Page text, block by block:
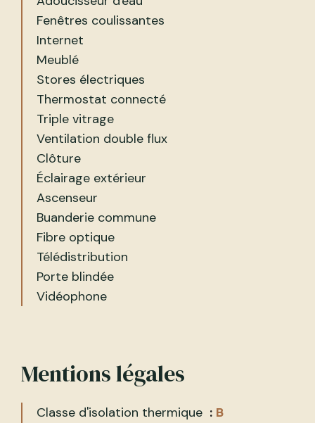
Fenêtres coulissantes
Internet
Meublé
Stores électriques
Thermostat connecté
Triple vitrage
Ventilation double flux
Clôture
Éclairage extérieur
Ascenseur
Buanderie commune
Fibre optique
Télédistribution
Porte blindée
Vidéophone
Mentions légales
Classe d'isolation thermique
B